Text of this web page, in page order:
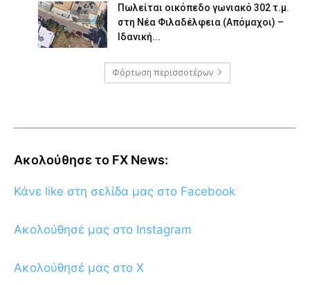
Πωλείται οικόπεδο γωνιακό 302 τ.μ.
στη Νέα Φιλαδέλφεια (Απόμαχοι) –
Ιδανική...
Φόρτωση περισσοτέρων
Ακολούθησε το FX News:
Κάνε like στη σελίδα μας στο Facebook
Ακολούθησέ μας στο Instagram
Ακολούθησέ μας στο X